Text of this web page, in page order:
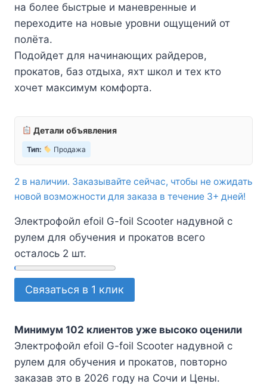
на более быстрые и маневренные и
переходите на новые уровни ощущений от
полёта.
Подойдет для начинающих райдеров,
прокатов, баз отдыха, яхт школ и тех кто
хочет максимум комфорта.
Детали объявления
Тип: Продажа
2 в наличии. Заказывайте сейчас, чтобы не ожидать
новой возможности для заказа в течение 3+ дней!
Электрофойл efoil G-foil Scooter надувной с
рулем для обучения и прокатов всего
осталось 2 шт.
Количество
товара
efoil
G-
foil
Scooter
Связаться в 1 клик
Минимум 102 клиентов уже высоко оценили
Электрофойл efoil G-foil Scooter надувной с
рулем для обучения и прокатов, повторно
заказав это в 2026 году на Сочи и Цены.